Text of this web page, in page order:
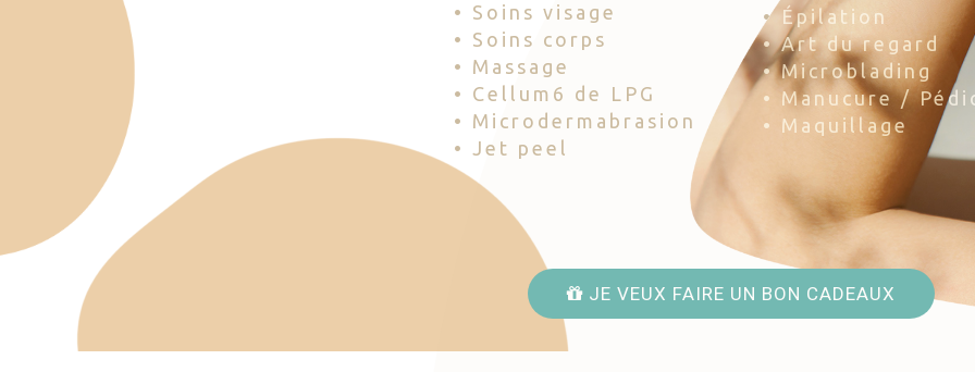
• Soins visage
• Soins corps
• Massage
• Cellum6 de LPG
• Microdermabrasion
• Jet peel
• Épilation
• Art du regard
• Microblading
• Manucure /
• Maquillage
JE VEUX FAIRE UN BON CADEAUX